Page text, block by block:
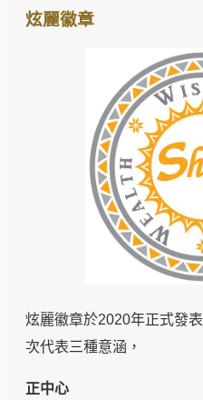
炫麗徽章
炫麗徽章於2020年正式發
次代表三種意涵，
正中心